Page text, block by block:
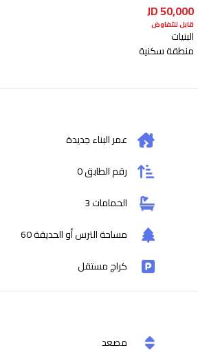
50,000 JD
قابل للتفاوض
البنيات
منطقة سكنية
عمر البناءجديدة
رقم الطابق 0
الحمامات 3
مساحة الترس أو الحديقة 60
كراج مستقل
مصعد